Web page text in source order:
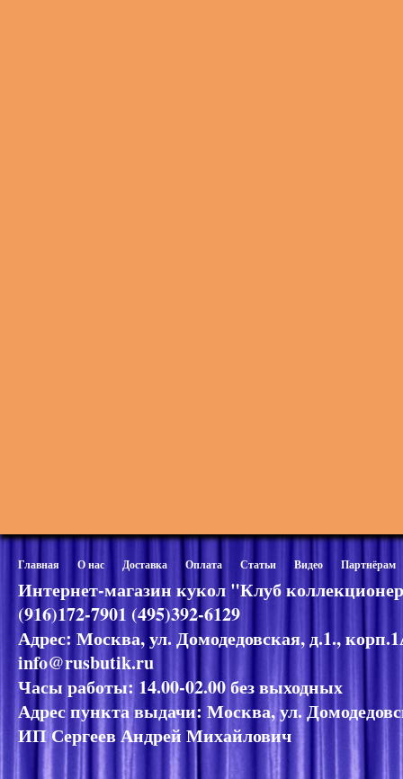
Главная О нас Доставка Оплата Статьи Видео Партнёрам
Интернет-магазин кукол "Клуб
(916)172-7901 (495)392-6129
Адрес: Москва, ул. Домодедовская, д.1.,
info@rusbutik.ru
Часы работы: 14.00-02.00 без выходных
Адрес пункта выдачи: Москва, ул.
ИП Сергеев Андрей Михайлович